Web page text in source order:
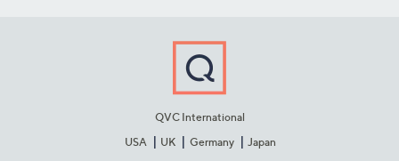
QVC International
USA
UK Germany Japan